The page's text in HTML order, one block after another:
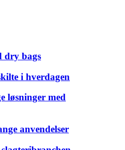
dry bags
i hverdagen
løsninger med
anvendelser